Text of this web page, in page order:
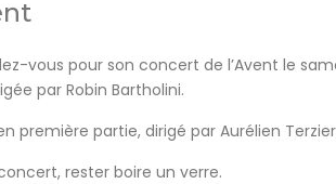
vous pour son concert de l’Avent le
par Robin Bartholini.
première partie, dirigé par Aurélien
rester boire un verre.